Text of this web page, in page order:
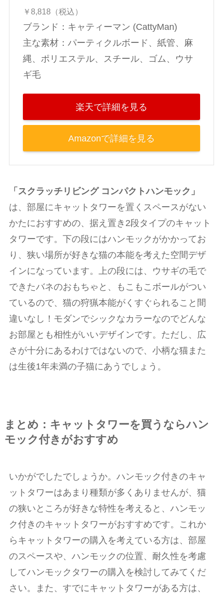
￥8,818（税込）
ブランド：キャティーマン (CattyMan)
主な素材：‎パーティクルボード、紙管、麻
縄、ポリエステル、スチール、ゴム、ウサ
ギ毛
楽天で詳細を見る
Amazonで詳細を見る
「スクラッチリビング コンパクトハンモック」
は、部屋にキャットタワーを置くスペースがない
かたにおすすめの、据え置き2段タイプのキャット
タワーです。下の段にはハンモックがかかってお
り、狭い場所が好きな猫の本能を考えた空間デザ
インになっています。上の段には、ウサギの毛で
できたバネのおもちゃと、もこもこボールがつい
ているので、猫の狩猟本能がくすぐられること間
違いなし！モダンでシックなカラーなのでどんな
お部屋とも相性がいいデザインです。ただし、広
さが十分にあるわけではないので、小柄な猫また
は生後1年未満の子猫にあうでしょう。
まとめ：キャットタワーを買うならハン
モック付きがおすすめ
いかがでしたでしょうか。ハンモック付きのキャ
ットタワーはあまり種類が多くありませんが、猫
の狭いところが好きな特性を考えると、ハンモッ
ク付きのキャットタワーがおすすめです。これか
らキャットタワーの購入を考えている方は、部屋
のスペースや、ハンモックの位置、耐久性を考慮
してハンモックタワーの購入を検討してみてくだ
さい。また、すでにキャットタワーがある方は、